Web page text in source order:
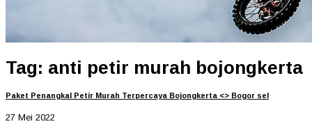
Tag: anti petir murah bojongkerta
Paket Penangkal Petir Murah Terpercaya Bojongkerta <> Bogor sel
27 Mei 2022